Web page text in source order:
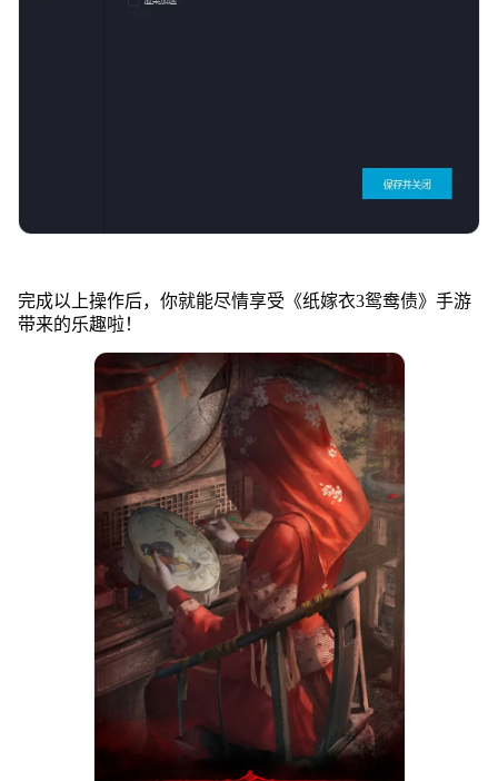
完成以上操作后，你就能尽情享受《纸嫁衣3鸳鸯债》手游
带来的乐趣啦！